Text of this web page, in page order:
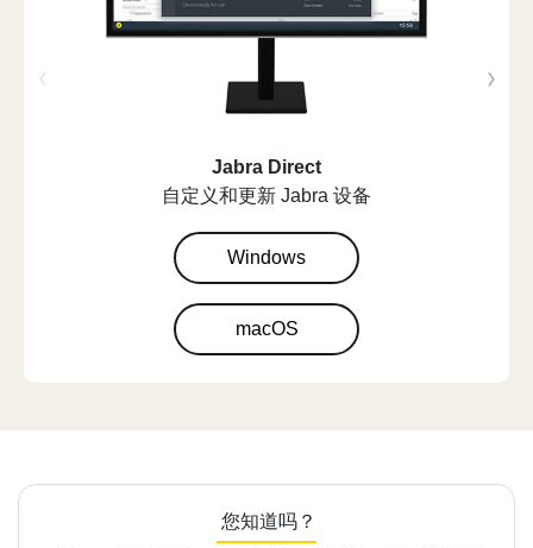
Jabra Direct
自定义和更新 Jabra 设备
Windows
macOS
您知道吗？